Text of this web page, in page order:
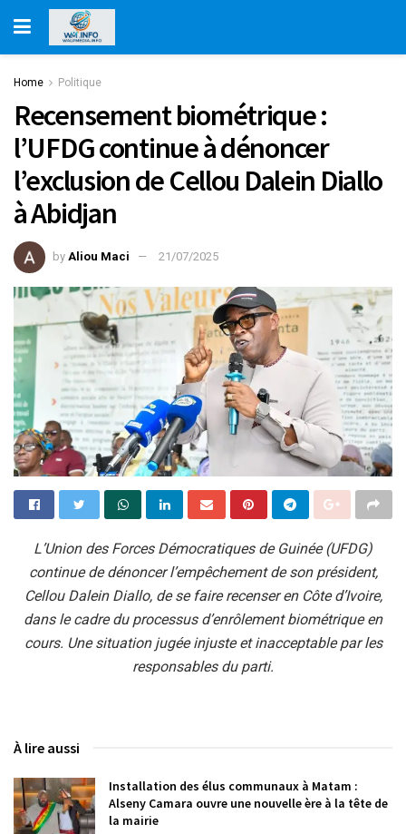
Home Politique
Recensement biométrique :
l’UFDG continue à dénoncer
l’exclusion de Cellou Dalein Diallo
à Abidjan
by Aliou Maci 21/07/2025
L’Union des Forces Démocratiques de Guinée (UFDG)
continue de dénoncer l’empêchement de son président,
Cellou Dalein Diallo, de se faire recenser en Côte d’Ivoire,
dans le cadre du processus d’enrôlement biométrique en
cours. Une situation jugée injuste et inacceptable par les
responsables du parti.
À lire aussi
Installation des élus communaux à Matam :
Alseny Camara ouvre une nouvelle ère à la tête de
la mairie